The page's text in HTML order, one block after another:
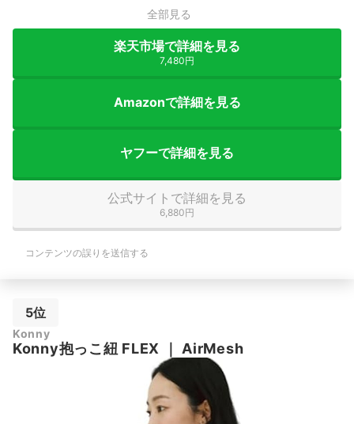
全部見る
楽天市場で詳細を見る
7,480円
Amazonで詳細を見る
ヤフーで詳細を見る
公式サイトで詳細を見る
6,880円
コンテンツの誤りを送信する
5位
Konny
Konny抱っこ紐 FLEX ｜ AirMesh